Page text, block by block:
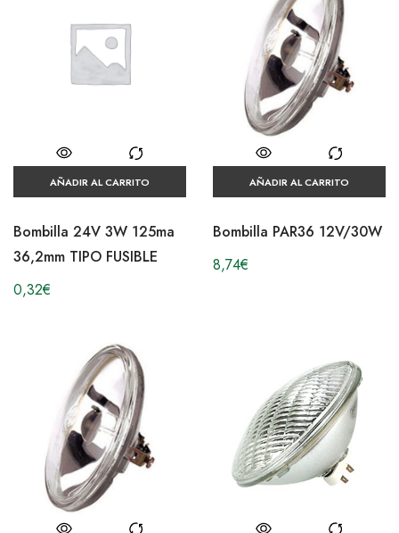
AÑADIR AL CARRITO
Bombilla 24V 3W 125ma
36,2mm TIPO FUSIBLE
0,32€
AÑADIR AL CARRITO
Bombilla PAR36 12V/30W
8,74€